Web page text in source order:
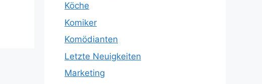
Köche
Komiker
Komödianten
Letzte Neuigkeiten
Marketing